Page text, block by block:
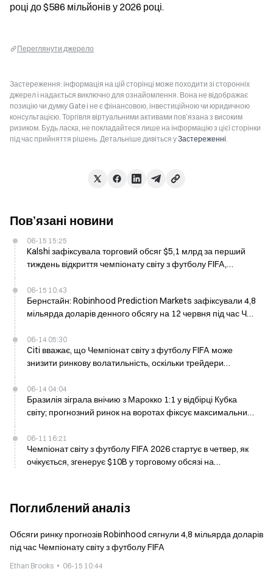
році до $586 мільйонів у 2026 році.
Переглянути джерело
Застереження: інформація на цій сторінці може походити зі сторонніх
джерел і надається виключно для ознайомлення. Вона не відображає
позицію чи думку Gate і не є фінансовою, інвестиційною чи юридичною
консультацією. Торгівля віртуальними активами пов’язана з високим
ризиком. Будь ласка, не покладайтеся лише на інформацію з цієї сторінки
під час прийняття рішень. Детальніше дивіться уЗастереженні.
Пов’язані новини
06-15 15:25
Kalshi зафіксувала торговий обсяг $5,1 млрд за перший
тиждень відкриття чемпіонату світу з футболу FIFA,
06-15 10:43
Бернстайн: Robinhood Prediction Markets зафіксували 4,8
мільярда доларів денного обсягу на 12 червня під час ЧС з
06-14 05:30
Citi вважає, що Чемпіонат світу з футболу FIFA може
знизити ринкову волатильність, оскільки трейдери
06-14 04:04
Бразилія зіграла внічию з Марокко 1:1 у відбірці Кубка
світу; прогнозний ринок на воротах фіксує максимальний
06-11 16:21
Чемпіонат світу з футболу FIFA 2026 стартує в четвер, як
очікується, згенерує $10B у торговому обсязі на
Поглиблений аналіз
Обсяги ринку прогнозів Robinhood сягнули 4,8 мільярда доларів
під час Чемпіонату світу з футболу FIFA
Ethan Brooks 06-15 10:44